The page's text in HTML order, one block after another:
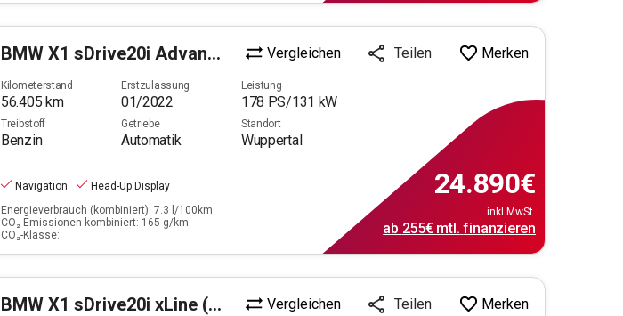
BMW X1 sDrive20i Advantage (EURO 6d) Vergleichen Teilen Merken
Kilometerstand
56.405 km
Erstzulassung
01/2022
Leistung
178 PS/131 kW
Treibstoff
Benzin
Getriebe
Automatik
Standort
Wuppertal
Navigation
Head-Up Display
Energieverbrauch (kombiniert): 7.3 l/100km
CO₂-Emissionen kombiniert: 165 g/km
CO₂-Klasse:
24.890€
inkl.MwSt.
ab 255€mtl. finanzieren
BMW X1 sDrive20i xLine (EURO 6d) Vergleichen Teilen Merken